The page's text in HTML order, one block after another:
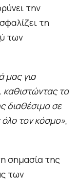
την
τη
των
μας για
καθιστώντας τα
διαθέσιμα σε
τον κόσμο»,
σημασία της
των